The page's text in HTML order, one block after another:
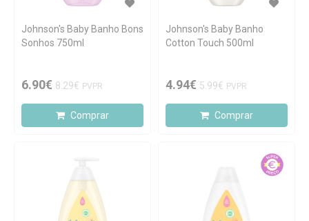
Johnson's Baby Banho Bons
Sonhos 750ml
6.90€ 8.29€ PVPR
Comprar
Johnson's Baby Banho
Cotton Touch 500ml
4.94€ 5.99€ PVPR
Comprar